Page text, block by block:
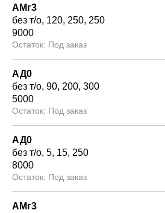
АМг3
без т/о 120 250 250
9000
Под заказ
АД0
без т/о 90 200 300
5000
Под заказ
АД0
без т/о 5 15 250
8000
Под заказ
АМг3